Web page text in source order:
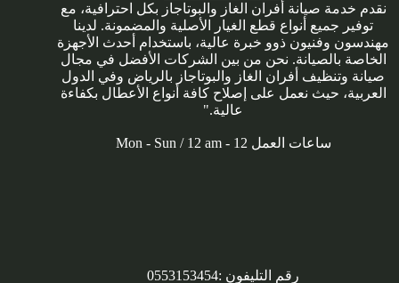
نقدم خدمة صيانة أفران الغاز والبوتاجاز بكل احترافية، مع
توفير جميع أنواع قطع الغيار الأصلية والمضمونة. لدينا
مهندسون وفنيون ذوو خبرة عالية، باستخدام أحدث الأجهزة
الخاصة بالصيانة. نحن من بين الشركات الأفضل في مجال
صيانة وتنظيف أفران الغاز والبوتاجاز بالرياض وفي الدول
العربية، حيث نعمل على إصلاح كافة أنواع الأعطال بكفاءة
عالية."
ساعات العمل Mon - Sun / 12 am - 12
رقم التليفون :0553153454